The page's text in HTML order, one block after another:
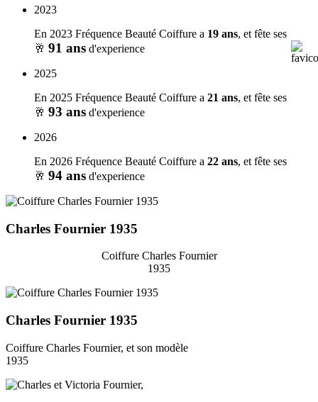
2023
En 2023 Fréquence Beauté Coiffure a 19 ans, et fête ses
🥂 91 ans d'experience
2025
En 2025 Fréquence Beauté Coiffure a 21 ans, et fête ses
🥂 93 ans d'experience
2026
En 2026 Fréquence Beauté Coiffure a 22 ans, et fête ses
🥂 94 ans d'experience
Charles Fournier 1935
Coiffure Charles Fournier
1935
Charles Fournier 1935
Coiffure Charles Fournier, et son modèle
1935